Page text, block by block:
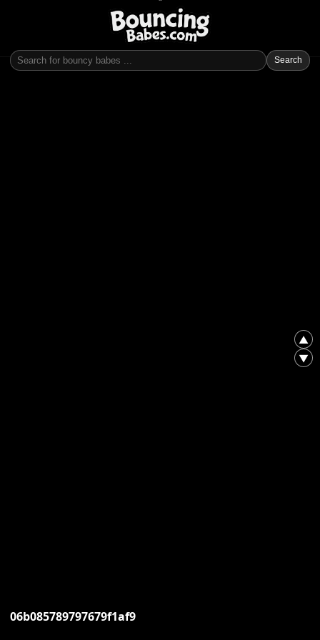
Search
▲
▼
06b085789797679f1af9